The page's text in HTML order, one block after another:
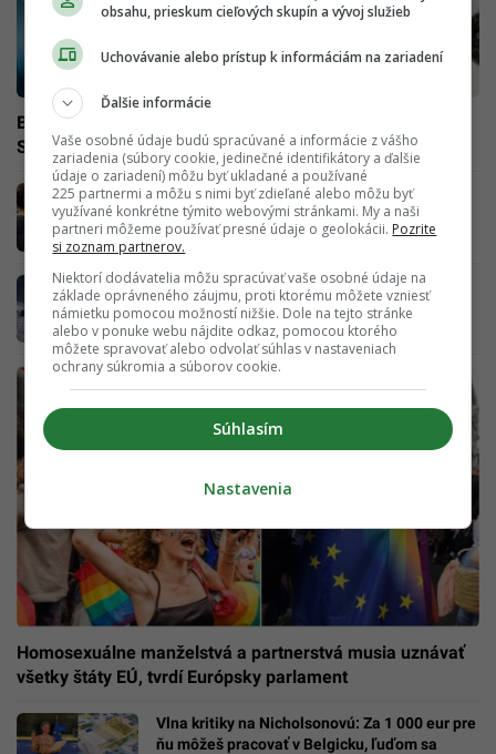
Baktéria, ktorá zabila šéfa Europarlamentu, vyčíňa aj na
Slovensku. Zákerná choroba príznakmi pripomína Covid
Nicholsonová po europoslaneckom džobe
končí v politike. Prezradila nám, aký biznis
chce rozbehnúť
Pellegriniho návšteva delegácie poslancov z
Výboru Európskeho parlamentu nepotešila.
Nestretli sa s nami, tvrdí
Homosexuálne manželstvá a partnerstvá musia uznávať
všetky štáty EÚ, tvrdí Európsky parlament
Vlna kritiky na Nicholsonovú: Za 1 000 eur pre
ňu môžeš pracovať v Belgicku, ľuďom sa
obsahu, prieskum cieľových skupín a vývoj služieb
Uchovávanie alebo prístup k informáciám na zariadení
Ďalšie informácie
Vaše osobné údaje budú spracúvané a informácie z vášho
zariadenia (súbory cookie, jedinečné identifikátory a ďalšie
údaje o zariadení) môžu byť ukladané a používané
225 partnermi a môžu s nimi byť zdieľané alebo môžu byť
využívané konkrétne týmito webovými stránkami. My a naši
partneri môžeme používať presné údaje o geolokácii. Pozrite
si zoznam partnerov.
Niektorí dodávatelia môžu spracúvať vaše osobné údaje na
základe oprávneného záujmu, proti ktorému môžete vzniesť
námietku pomocou možností nižšie. Dole na tejto stránke
alebo v ponuke webu nájdite odkaz, pomocou ktorého
môžete spravovať alebo odvolať súhlas v nastaveniach
ochrany súkromia a súborov cookie.
Súhlasím
Nastavenia